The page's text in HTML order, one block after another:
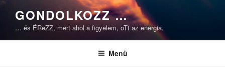
Tartalomhoz
GONDOLKOZZ …
… és ÉReZZ, mert ahol a figyelem, oTt az energia.
Menü